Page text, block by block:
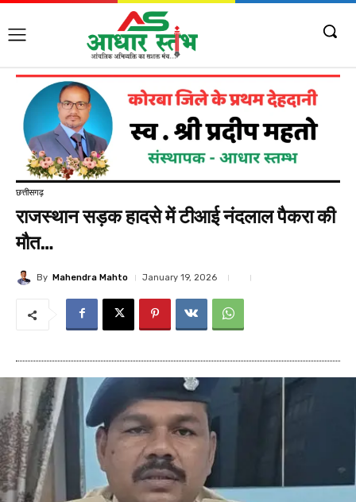
छत्तीसगढ़
राजस्थान सड़क हादसे में टीआई नंदलाल पैकरा की
मौत…
By Mahendra Mahto January 19, 2026